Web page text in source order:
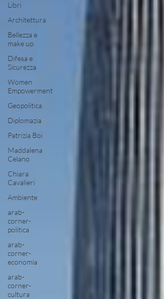
Libri
Architettura
Bellezza e
make up
Difesa e
Sicurezza
Women
Empowerment
Geopolitica
Diplomazia
Patrizia Boi
Maddalena
Celano
Chiara
Cavalieri
Ambiente
arab-
corner-
politica
arab-
corner-
economia
arab-
corner-
cultura